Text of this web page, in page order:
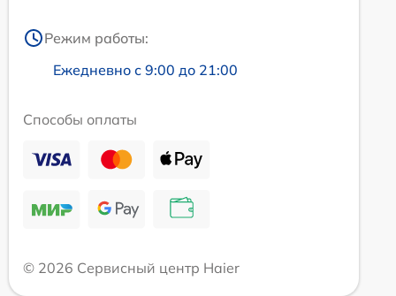
Режим работы:
Ежедневно с 9:00 до 21:00
Способы оплаты
© 2026 Сервисный центр Haier